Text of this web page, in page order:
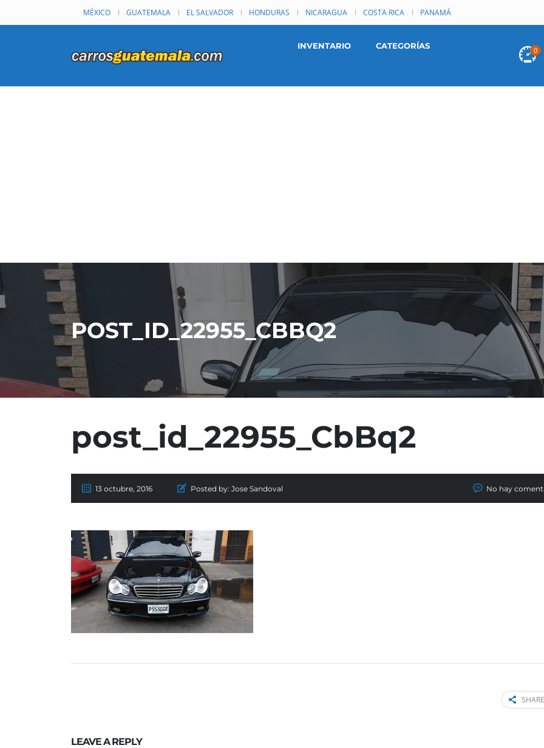
MÉXICO GUATEMALA EL SALVADOR HONDURAS NICARAGUA COSTA RICA PANAMÁ
0
INVENTARIO CATEGORÍAS
POST_ID_22955_CBBQ2
post_id_22955_CbBq2
13 octubre, 2016 Posted by: Jose Sandoval No hay
LEAVE A REPLY